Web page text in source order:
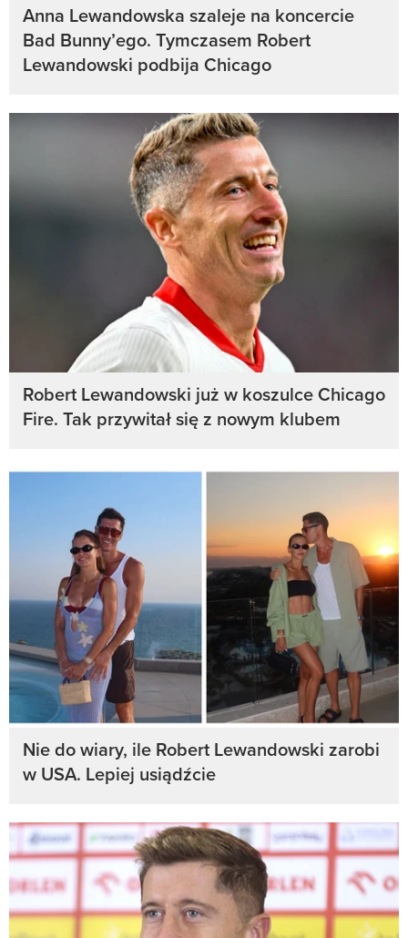
Anna Lewandowska szaleje na koncercie
Bad Bunny’ego. Tymczasem Robert
Lewandowski podbija Chicago
Robert Lewandowski już w koszulce Chicago
Fire. Tak przywitał się z nowym klubem
Nie do wiary, ile Robert Lewandowski zarobi
w USA. Lepiej usiądźcie